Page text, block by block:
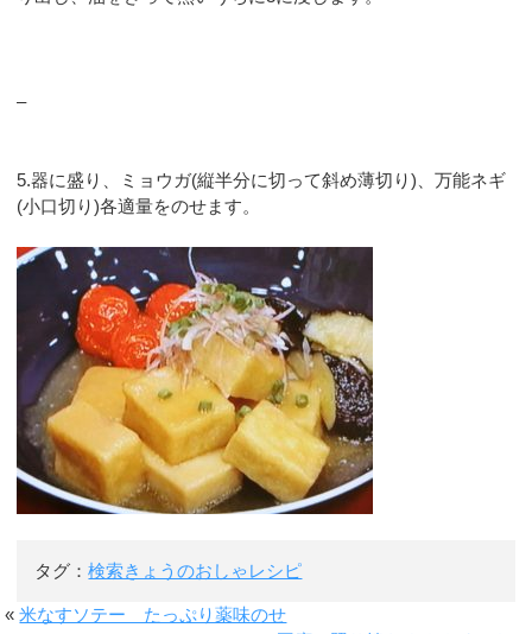
–
5.器に盛り、ミョウガ(縦半分に切って斜め薄切り)、万能ネギ
(小口切り)各適量をのせます。
タグ：検索きょうのおしゃレシピ
«米なすソテー たっぷり薬味のせ